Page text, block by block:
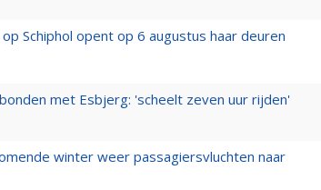
Schiphol opent op 6 augustus haar deuren
met Esbjerg: 'scheelt zeven uur rijden'
winter weer passagiersvluchten naar